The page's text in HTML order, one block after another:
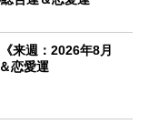
来週：2026年8月
恋愛運